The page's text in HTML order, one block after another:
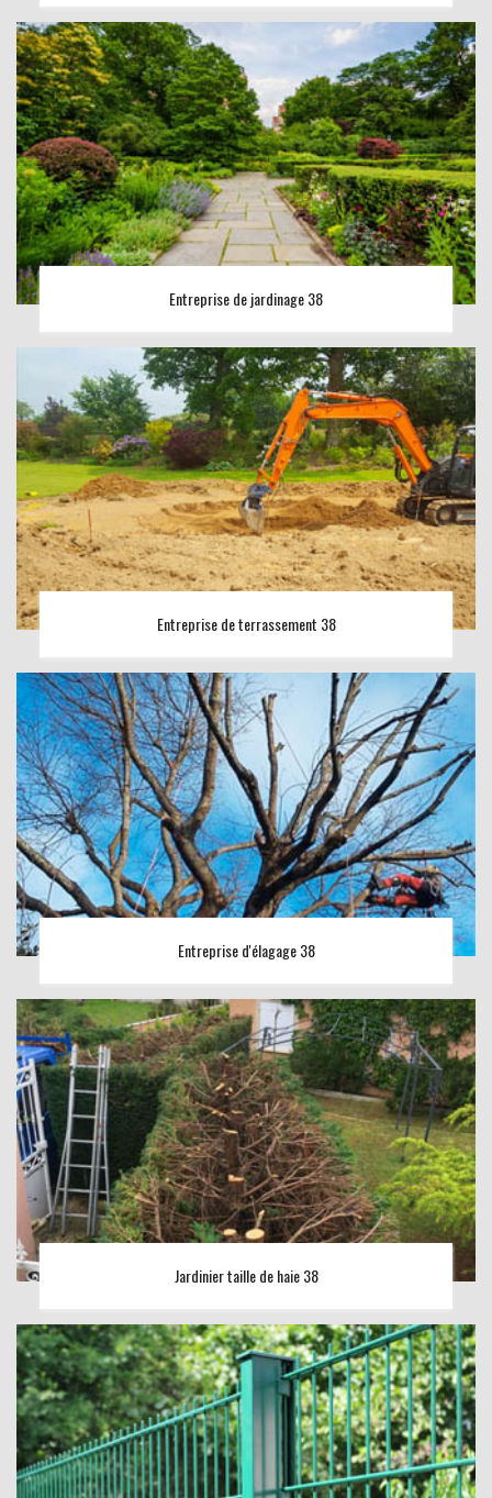
Entreprise de jardinage 38
Entreprise de terrassement 38
Entreprise d'élagage 38
Jardinier taille de haie 38